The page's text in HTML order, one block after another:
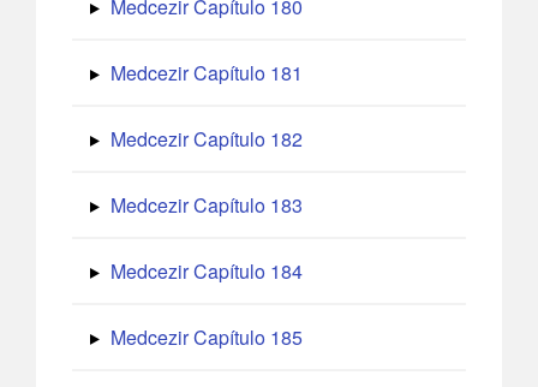
Medcezir Capítulo 180
Medcezir Capítulo 181
Medcezir Capítulo 182
Medcezir Capítulo 183
Medcezir Capítulo 184
Medcezir Capítulo 185